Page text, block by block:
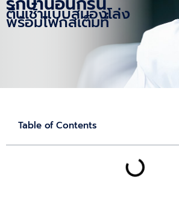
ตื่นเช้าแบบสมองโล่ง
พร้อมโฟกัสเต็มที่
Table of Contents